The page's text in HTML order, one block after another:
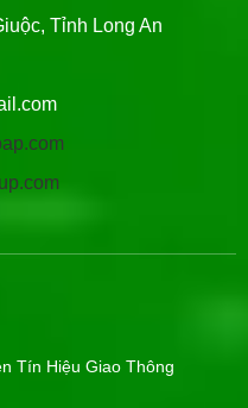
Tỉnh Long An
Tín Hiệu Giao Thông